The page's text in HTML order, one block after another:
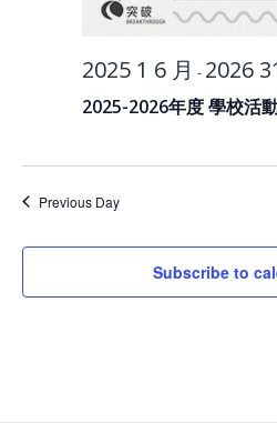
2025 1 6 月 - 2026
2025-2026年度 學校活
Previous Day
Subscribe to